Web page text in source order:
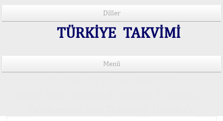
Diller
TÜRKİYE TAKVİMİ
Menü